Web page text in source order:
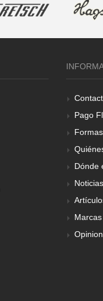
Pago
Dónde
Noticias
Marcas